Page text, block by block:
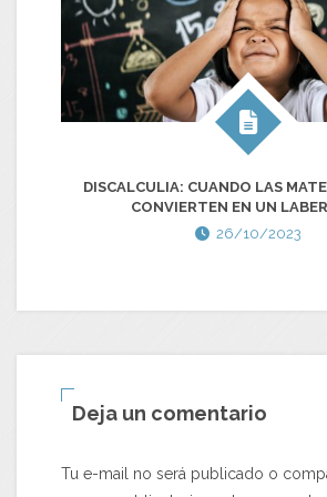
DISCALCULIA: CUANDO LAS
CONVIERTEN EN UN
26/10/2023
Deja un comentario
Tu e-mail no será publicado o